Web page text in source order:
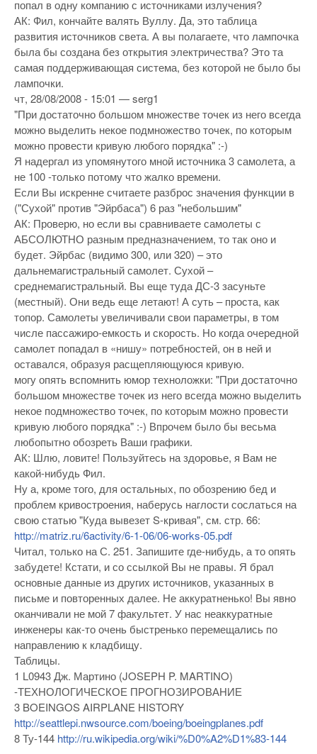
попал в одну компанию с источниками излучения?
АК: Фил, кончайте валять Вуллу. Да, это таблица
развития источников света. А вы полагаете, что лампочка
была бы создана без открытия электричества? Это та
самая поддерживающая система, без которой не было бы
лампочки.
чт, 28/08/2008 - 15:01 — serg1
"При достаточно большом множестве точек из него всегда
можно выделить некое подмножество точек, по которым
можно провести кривую любого порядка" :-)
Я надергал из упомянутого мной источника 3 самолета, а
не 100 -только потому что жалко времени.
Если Вы искренне считаете разброс значения функции в
("Сухой" против "Эйрбаса") 6 раз "небольшим"
АК: Проверю, но если вы сравниваете самолеты с
АБСОЛЮТНО разным предназначением, то так оно и
будет. Эйрбас (видимо 300, или 320) – это
дальнемагистральный самолет. Сухой –
среднемагистральный. Вы еще туда ДС-3 засуньте
(местный). Они ведь еще летают! А суть – проста, как
топор. Самолеты увеличивали свои параметры, в том
числе пассажиро-емкость и скорость. Но когда очередной
самолет попадал в «нишу» потребностей, он в ней и
оставался, образуя расщепляющуюся кривую.
могу опять вспомнить юмор техноложки: "При достаточно
большом множестве точек из него всегда можно выделить
некое подмножество точек, по которым можно провести
кривую любого порядка" :-) Впрочем было бы весьма
любопытно обозреть Ваши графики.
АК: Шлю, ловите! Пользуйтесь на здоровье, я Вам не
какой-нибудь Фил.
Ну а, кроме того, для остальных, по обозрению бед и
проблем кривостроения, наберусь наглости сослаться на
свою статью "Куда вывезет S-кривая", см. стр. 66:
http://matriz.ru/6activity/6-1-06/06-works-05.pdf
Читал, только на С. 251. Запишите где-нибудь, а то опять
забудете! Кстати, и со ссылкой Вы не правы. Я брал
основные данные из других источников, указанных в
письме и повторенных далее. Не аккуратненько! Вы явно
оканчивали не мой 7 факультет. У нас неаккуратные
инженеры как-то очень быстренько перемещались по
направлению к кладбищу.
Таблицы.
1 L0943 Дж. Мартино (JOSEPH P. MARTINO)
-ТЕХНОЛОГИЧЕСКОЕ ПРОГНОЗИРОВАНИЕ
3 BOEINGOS AIRPLANE HISTORY
http://seattlepi.nwsource.com/boeing/boeingplanes.pdf
8 Ту-144 http://ru.wikipedia.org/wiki/%D0%A2%D1%83-144